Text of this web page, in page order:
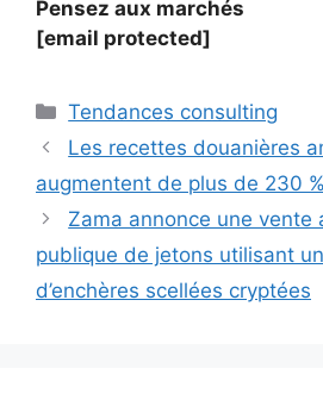
Pensez aux marchés
[email protected]
Catégories
Tendances consulting
Les recettes douanières
augmentent de plus de 230 %
Zama annonce une vente
publique de jetons utilisant
d’enchères scellées cryptées